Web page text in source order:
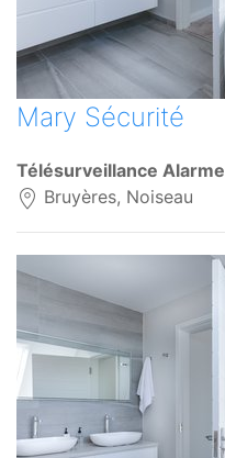
Mary Sécurité
Télésurveillance Alarme
Bruyères, Noiseau